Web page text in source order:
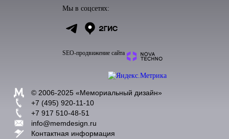
Мы в соцсетях:
SEO-продвижение сайта
© 2006-2025 «Мемориальный дизайн»
+7 (495) 920-11-10
+7 917 510-48-51
info@memdesign.ru
Контактная информация